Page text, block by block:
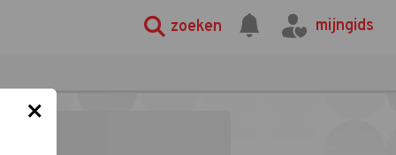
zoeken mijngids
×